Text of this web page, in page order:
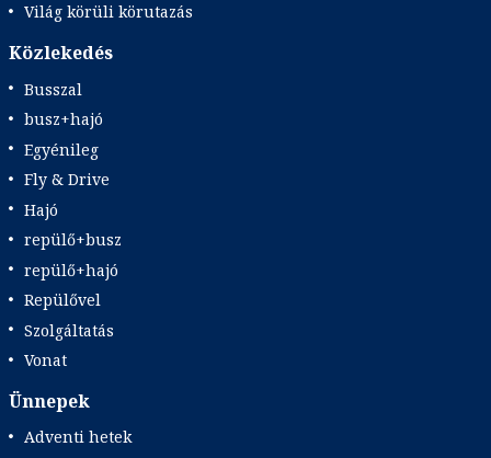
Világ körüli körutazás
Közlekedés
Busszal
busz+hajó
Egyénileg
Fly & Drive
Hajó
repülő+busz
repülő+hajó
Repülővel
Szolgáltatás
Vonat
Ünnepek
Adventi hetek